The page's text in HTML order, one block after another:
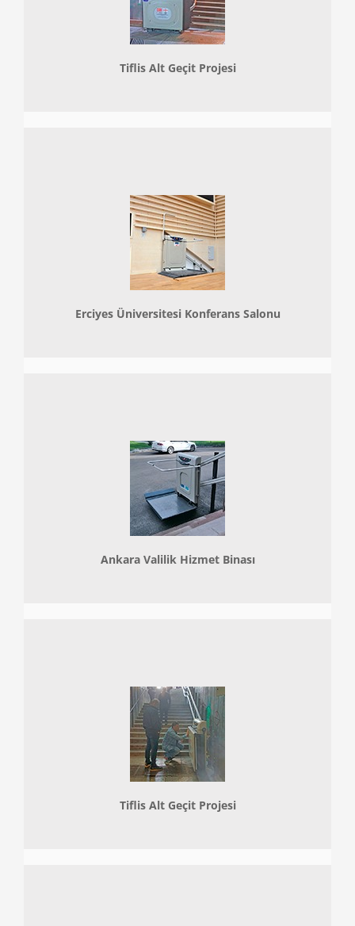
Tiflis Alt Geçit Projesi
Erciyes Üniversitesi Konferans Salonu
Ankara Valilik Hizmet Binası
Tiflis Alt Geçit Projesi